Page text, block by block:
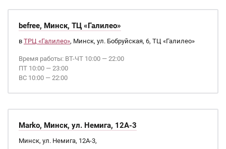
befree, Минск, ТЦ «Галилео»
в ТРЦ «Галилео», Минск, ул. Бобруйская, 6, ТЦ «Галилео»
Время работы: ВТ-ЧТ 10:00 — 22:00
ПТ 10:00 — 23:00
ВС 10:00 — 22:00
Marko, Минск, ул. Немига, 12А-3
Минск, ул. Немига, 12А-3,